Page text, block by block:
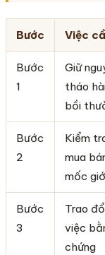
Bước Việc
Bước
1
Giữ
tháo
bồi
Bước
2
Kiểm
mua
mốc
Bước
3
Trao
việc
chứng